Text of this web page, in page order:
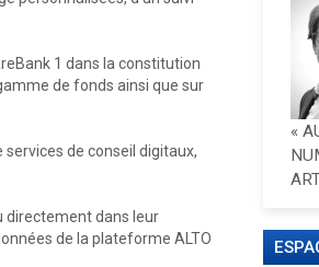
1 dans la constitution
de fonds ainsi que sur
de conseil digitaux,
directement dans leur
de la plateforme ALTO
«